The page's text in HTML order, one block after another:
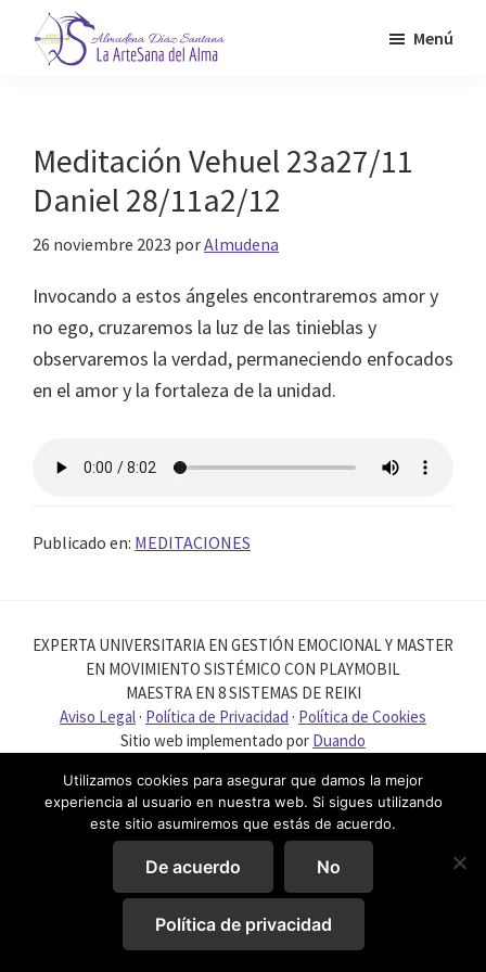
Saltar
del
Alma
Menú
Meditación Vehuel 23a27/11
Daniel 28/11a2/12
26 noviembre 2023 porAlmudena
Invocando a estos ángeles encontraremos amor y
no ego, cruzaremos la luz de las tinieblas y
observaremos la verdad, permaneciendo enfocados
en el amor y la fortaleza de la unidad.
Publicado en: MEDITACIONES
EXPERTA UNIVERSITARIA EN GESTIÓN EMOCIONAL Y MASTER
EN MOVIMIENTO SISTÉMICO CON PLAYMOBIL
MAESTRA EN 8 SISTEMAS DE REIKI
Aviso Legal · Política de Privacidad · Política de Cookies
Sitio web implementado por Duando
Utilizamos cookies para asegurar que damos la mejor
experiencia al usuario en nuestra web. Si sigues utilizando
este sitio asumiremos que estás de acuerdo.
De acuerdo No
Política de privacidad